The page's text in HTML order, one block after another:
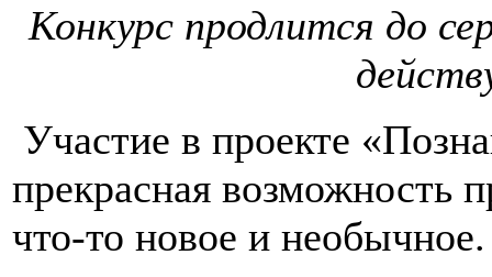
Конкурс продлится до
Участие в проекте
прекрасная возможность
что-то новое и необычное.